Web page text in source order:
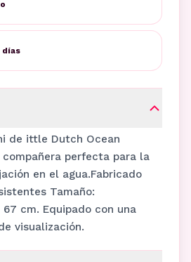
días
de ittle Dutch Ocean
compañera perfecta para la
en el agua.Fabricado
Tamaño:
cm. Equipado con una
visualización.